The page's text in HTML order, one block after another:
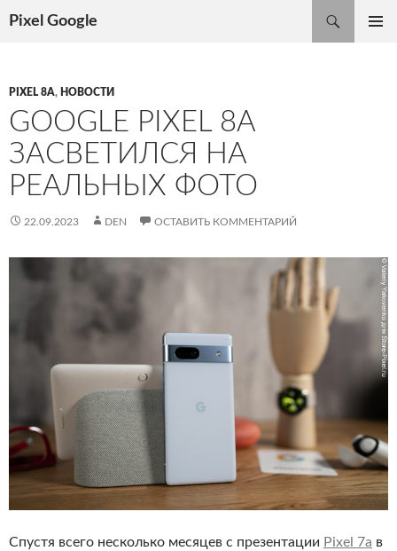
Pixel Google
PIXEL 8A, НОВОСТИ
GOOGLE PIXEL 8A
ЗАСВЕТИЛСЯ НА
РЕАЛЬНЫХ ФОТО
22.09.2023 DEN ОСТАВИТЬ КОММЕНТАРИЙ
Спустя всего несколько месяцев с презентации Pixel 7a в